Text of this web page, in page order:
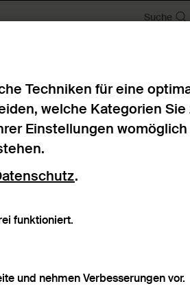
Suche
Material
Techniken für eine
welche Kategorien Sie
Einstellungen
.
funktioniert.
und nehmen Verbesserungen vor.